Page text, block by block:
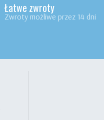
Łatwe zwroty
Zwroty możliwe przez 14 dni